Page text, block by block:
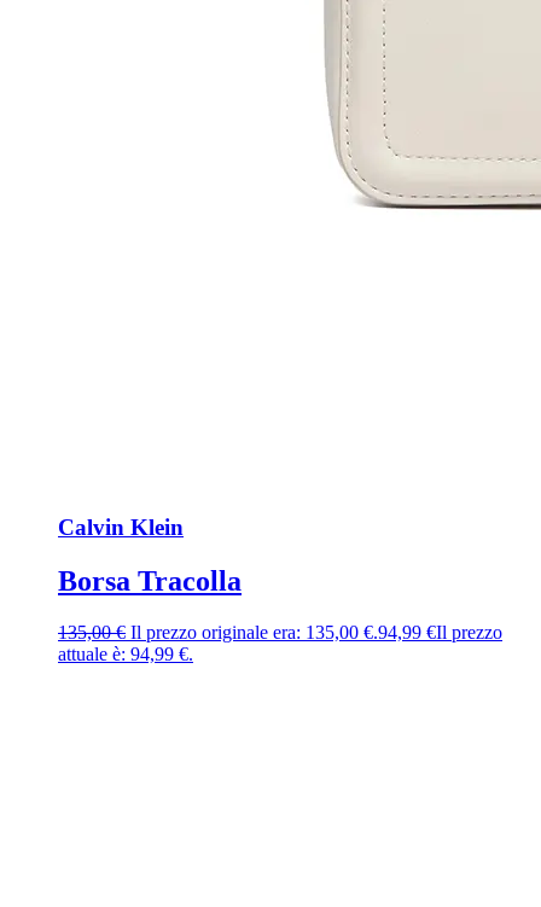
Calvin Klein
Borsa Tracolla
135,00€ Il prezzo originale era: 135,00 €.94,99 €Il prezzo
attuale è: 94,99 €.